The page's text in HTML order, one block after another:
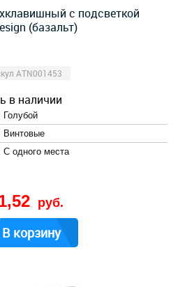
с подсветкой
(базальт)
ATN001453
в наличии
Голубой
Винтовые
С одного места
руб.
В корзину